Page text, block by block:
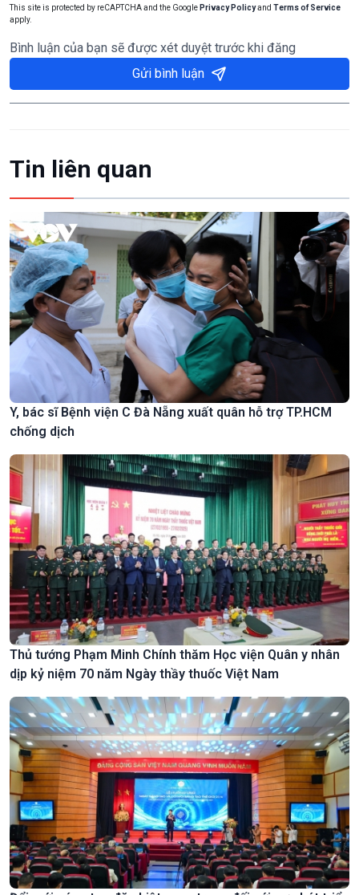
This site is protected by reCAPTCHA and the Google Privacy Policyand Terms of Service
apply.
Bình luận của bạn sẽ được xét duyệt trước khi đăng
Gửi bình luận
Tin liên quan
Y, bác sĩ Bệnh viện C Đà Nẵng xuất quân hỗ trợ TP.HCM
chống dịch
Thủ tướng Phạm Minh Chính thăm Học viện Quân y nhân
dịp kỷ niệm 70 năm Ngày thầy thuốc Việt Nam